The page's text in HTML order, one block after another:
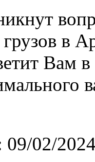
грузов в
Вам
09/02/